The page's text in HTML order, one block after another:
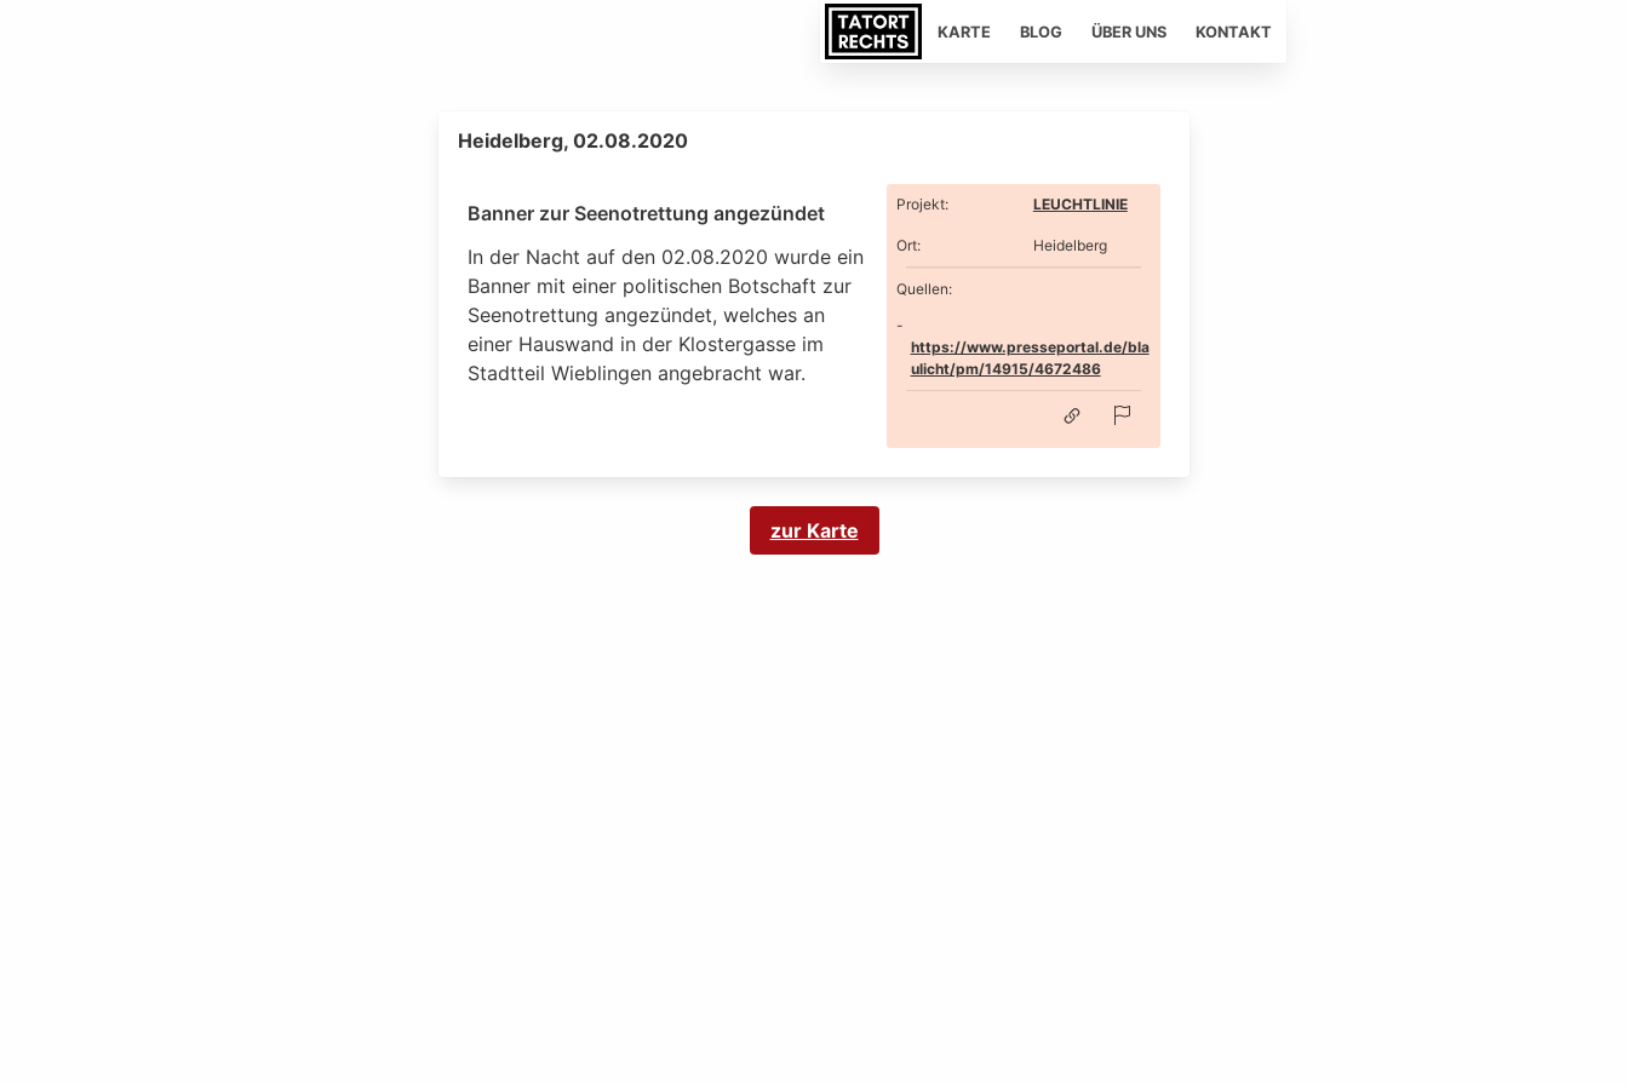
KARTE BLOG ÜBER UNS KONTAKT
Heidelberg, 02.08.2020
Banner zur Seenotrettung angezündet
In der Nacht auf den 02.08.2020 wurde ein
Banner mit einer politischen Botschaft zur
Seenotrettung angezündet, welches an
einer Hauswand in der Klostergasse im
Stadtteil Wieblingen angebracht war.
Projekt: LEUCHTLINIE
Ort: Heidelberg
Quellen:
https://www.presseportal.de/bla
ulicht/pm/14915/4672486
zur Karte